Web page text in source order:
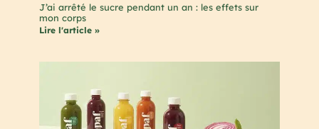
J’ai arrêté le sucre pendant un an : les effets sur
mon corps
Lire l'article »